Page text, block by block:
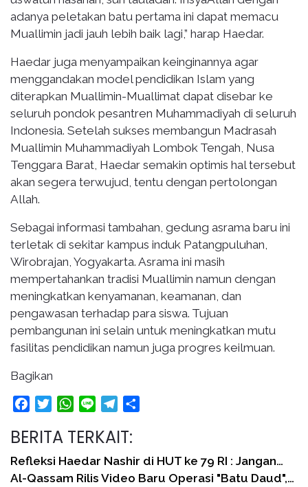
adanya peletakan batu pertama ini dapat memacu
Muallimin jadi jauh lebih baik lagi,” harap Haedar.
Haedar juga menyampaikan keinginannya agar
menggandakan model pendidikan Islam yang
diterapkan Muallimin-Muallimat dapat disebar ke
seluruh pondok pesantren Muhammadiyah di seluruh
Indonesia. Setelah sukses membangun Madrasah
Muallimin Muhammadiyah Lombok Tengah, Nusa
Tenggara Barat, Haedar semakin optimis hal tersebut
akan segera terwujud, tentu dengan pertolongan
Allah.
Sebagai informasi tambahan, gedung asrama baru ini
terletak di sekitar kampus induk Patangpuluhan,
Wirobrajan, Yogyakarta. Asrama ini masih
mempertahankan tradisi Muallimin namun dengan
meningkatkan kenyamanan, keamanan, dan
pengawasan terhadap para siswa. Tujuan
pembangunan ini selain untuk meningkatkan mutu
fasilitas pendidikan namun juga progres keilmuan.
Bagikan
FacebookTwitterWhatsApp
Line Telegram
BERITA TERKAIT:
Refleksi Haedar Nashir di HUT ke 79 RI : Jangan…
Al-Qassam Rilis Video Baru Operasi "Batu Daud",…